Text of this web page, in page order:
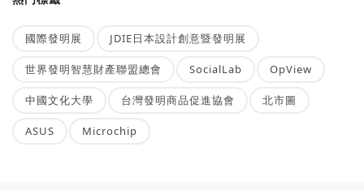
國際發明展 JDIE日本設計創意暨發明展
世界發明智慧財產聯盟總會 SocialLab OpView
中國文化大學 台灣發明商品促進協會 北市圖
ASUS Microchip